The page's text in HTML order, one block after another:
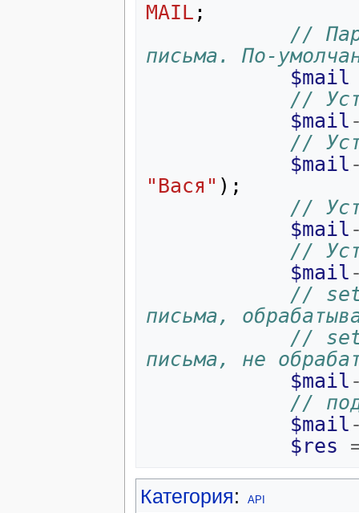
MAIL ;
//
письма. По-
$mail
//
$mail
//
$mail
"Вася" );
//
$mail
//
$mail
//
письма,
//
письма, не
$mail
//
$mail
$res
Категория: API